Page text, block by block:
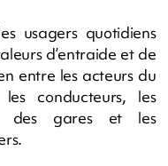
usagers quotidiens
d’entraide et de
entre les acteurs du
conducteurs, les
des gares et les